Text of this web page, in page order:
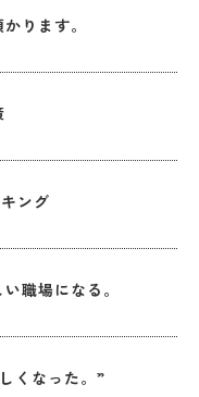
ります。
ング
職場になる。
くなった。”